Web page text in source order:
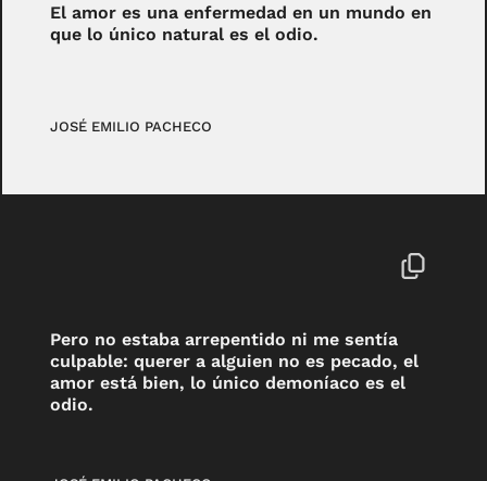
El amor es una enfermedad en un mundo en
que lo único natural es el odio.
JOSÉ EMILIO PACHECO
Pero no estaba arrepentido ni me sentía
culpable: querer a alguien no es pecado, el
amor está bien, lo único demoníaco es el
odio.